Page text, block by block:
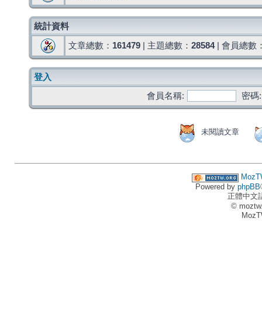
統計資料
文章總數： 161479 | 主題總數： 28584| 會員總數
登入
會員名稱:
密碼:
未閱讀文章
Powered by phpBB
正體中文
©